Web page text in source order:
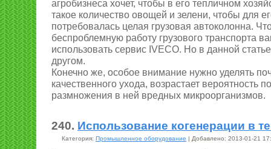
агробизнеса хочет, чтобы в его тепличном
такое количество овощей и зелени, чтобы для
потребовалась целая грузовая автоколонна.
беспроблемную работу грузового транспорта
использовать сервис IVECO. Но в данной
другом.
Конечно же, особое внимание нужно уделять
качественного ухода, возрастает вероятность
размножения в ней вредных микроорганизмов.
240. Использование когенерации в
Категория: Промышленное оборудование | Добавлено: 2013-01-21